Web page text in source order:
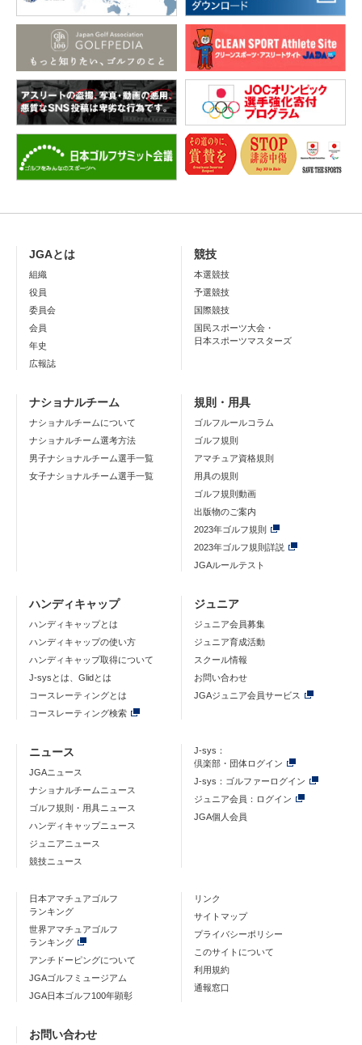
JGAとは
組織
役員
委員会
会員
年史
広報誌
競技
本選競技
予選競技
国際競技
国民スポーツ大会・
日本スポーツマスターズ
ナショナルチーム
ナショナルチームについて
ナショナルチーム選考方法
男子ナショナルチーム選手一覧
女子ナショナルチーム選手一覧
規則・用具
ゴルフルールコラム
ゴルフ規則
アマチュア資格規則
用具の規則
ゴルフ規則動画
出版物のご案内
2023年ゴルフ規則
2023年ゴルフ規則詳説
JGAルールテスト
ハンディキャップ
ハンディキャップとは
ハンディキャップの使い方
ハンディキャップ取得について
J-sysとは、Glidとは
コースレーティングとは
コースレーティング検索
ジュニア
ジュニア会員募集
ジュニア育成活動
スクール情報
お問い合わせ
JGAジュニア会員サービス
ニュース
JGAニュース
ナショナルチームニュース
ゴルフ規則・用具ニュース
ハンディキャップニュース
ジュニアニュース
競技ニュース
J-sys：
倶楽部・団体ログイン
J-sys：ゴルファーログイン
ジュニア会員：ログイン
JGA個人会員
日本アマチュアゴルフ
ランキング
世界アマチュアゴルフ
ランキング
アンチドーピングについて
JGAゴルフミュージアム
JGA日本ゴルフ100年顕彰
リンク
サイトマップ
プライバシーポリシー
このサイトについて
利用規約
通報窓口
お問い合わせ